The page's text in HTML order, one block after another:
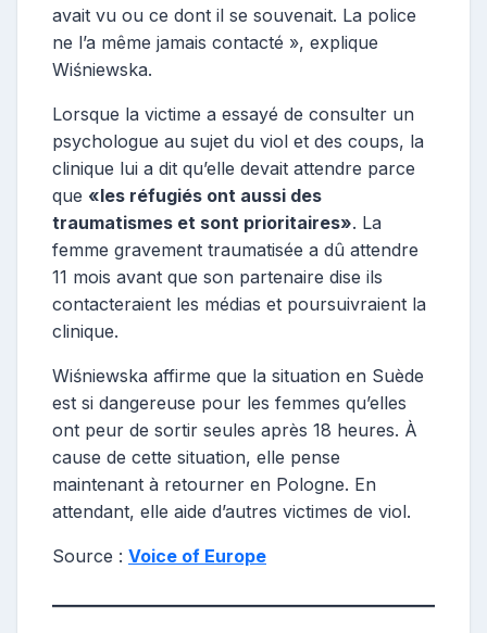
avait vu ou ce dont il se souvenait. La police
ne l’a même jamais contacté », explique
Wiśniewska.
Lorsque la victime a essayé de consulter un
psychologue au sujet du viol et des coups, la
clinique lui a dit qu’elle devait attendre parce
que «les réfugiés ont aussi des
traumatismes et sont prioritaires». La
femme gravement traumatisée a dû attendre
11 mois avant que son partenaire dise ils
contacteraient les médias et poursuivraient la
clinique.
Wiśniewska affirme que la situation en Suède
est si dangereuse pour les femmes qu’elles
ont peur de sortir seules après 18 heures. À
cause de cette situation, elle pense
maintenant à retourner en Pologne. En
attendant, elle aide d’autres victimes de viol.
Source : Voice of Europe